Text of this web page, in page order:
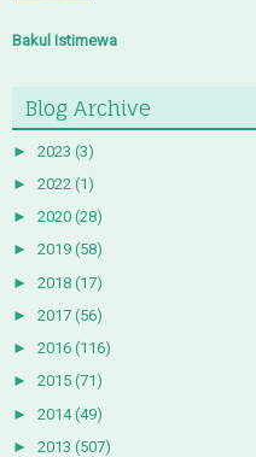
Bakul Istimewa
Blog Archive
► 2023 (3)
► 2022 (1)
► 2020 (28)
► 2019 (58)
► 2018 (17)
► 2017 (56)
► 2016 (116)
► 2015 (71)
► 2014 (49)
► 2013 (507)